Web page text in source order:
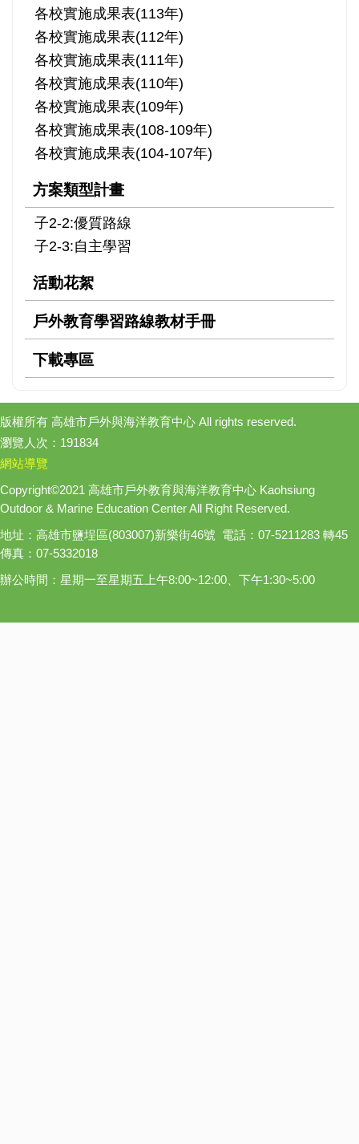
各校實施成果表(113年)
各校實施成果表(112年)
各校實施成果表(111年)
各校實施成果表(110年)
各校實施成果表(109年)
各校實施成果表(108-109年)
各校實施成果表(104-107年)
方案類型計畫
子2-2:優質路線
子2-3:自主學習
活動花絮
戶外教育學習路線教材手冊
下載專區
版權所有 高雄市戶外與海洋教育中心 All rights reserved.
瀏覽人次：191834
網站導覽
Copyright©2021 高雄市戶外教育與海洋教育中心 Kaohsiung
Outdoor & Marine Education Center All Right Reserved.
地址：高雄市鹽埕區(803007)新樂街46號 電話：07-5211283 轉45
傳真：07-5332018
辦公時間：星期一至星期五上午8:00~12:00、下午1:30~5:00